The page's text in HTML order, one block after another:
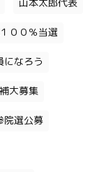
山本太郎代表
００％当選
になろう
大募集
院選公募